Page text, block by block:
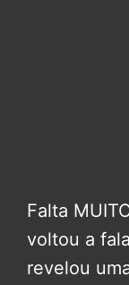
Falta
voltou a
revelou